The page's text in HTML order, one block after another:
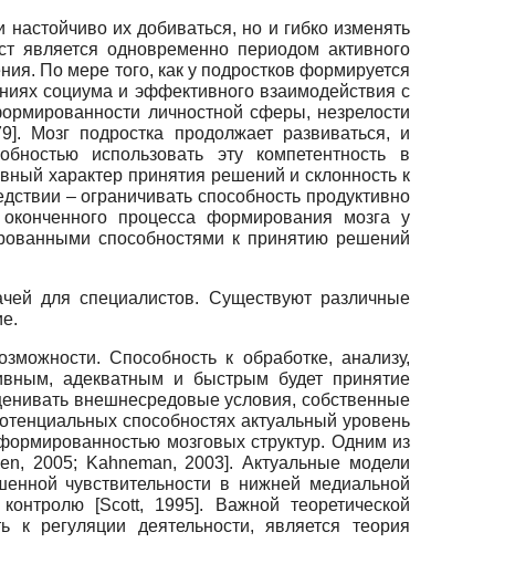
их добиваться, но и гибко изменять
является одновременно периодом активного
По мере того, как у подростков формируется
социума и эффективного взаимодействия с
личностной сферы, незрелости
]. Мозг подростка продолжает развиваться, и
использовать эту компетентность в
характер принятия решений и склонность к
– ограничивать способность продуктивно
процесса формирования мозга у
способностями к принятию решений
для специалистов. Существуют различные
Способность к обработке, анализу,
адекватным и быстрым будет принятие
внешнесредовые условия, собственные
способностях актуальный уровень
мозговых структур. Одним из
2005; Kahneman, 2003]. Актуальные модели
чувствительности в нижней медиальной
[Scott, 1995]. Важной теоретической
регуляции деятельности, является теория